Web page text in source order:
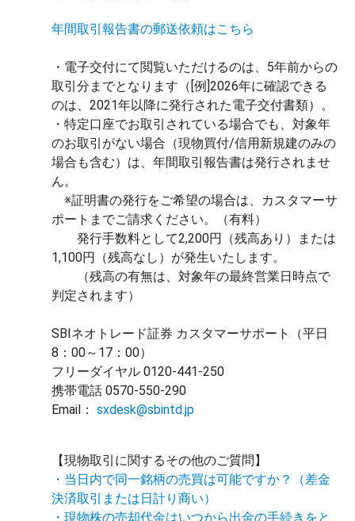
年間取引報告書の郵送依頼はこちら
・電子交付にて閲覧いただけるのは、5年前からの
取引分までとなります（[例]2026年に確認できる
のは、2021年以降に発行された電子交付書類）。
・特定口座でお取引されている場合でも、対象年
のお取引がない場合（現物買付/信用新規建のみの
場合も含む）は、年間取引報告書は発行されませ
ん。
※証明書の発行をご希望の場合は、カスタマーサ
ポートまでご請求ください。（有料）
発行手数料として2,200円（残高あり）または
1,100円（残高なし）が発生いたします。
（残高の有無は、対象年の最終営業日時点で
判定されます）
SBIネオトレード証券 カスタマーサポート（平日
8：00～17：00）
フリーダイヤル 0120-441-250
携帯電話 0570-550-290
Email： sxdesk@sbintd.jp
【現物取引に関するその他のご質問】
・当日内で同一銘柄の売買は可能ですか？（差金
決済取引または日計り商い）
・現物株の売却代金はいつから出金の手続きをと